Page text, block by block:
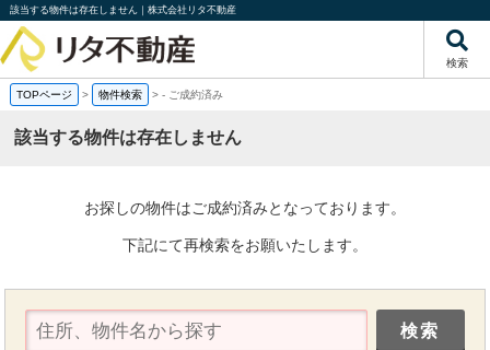
該当する物件は存在しません｜株式会社リタ不動産
検索
TOPページ > 物件検索 >- ご成約済み
該当する物件は存在しません
お探しの物件はご成約済みとなっております。
下記にて再検索をお願いたします。